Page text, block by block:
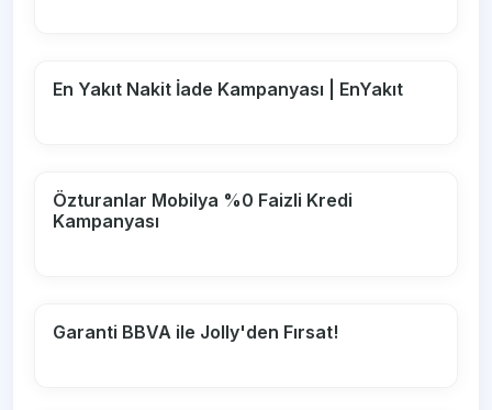
En Yakıt Nakit İade Kampanyası | EnYakıt
Özturanlar Mobilya %0 Faizli Kredi
Kampanyası
Garanti BBVA ile Jolly'den Fırsat!